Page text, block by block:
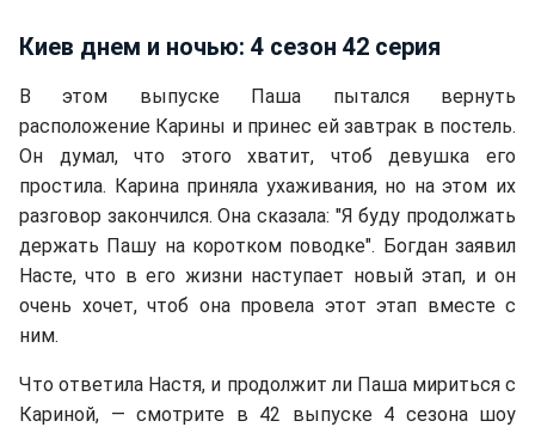
Киев днем и ночью: 4 сезон 42 серия
В этом выпуске Паша пытался вернуть
расположение Карины и принес ей завтрак в постель.
Он думал, что этого хватит, чтоб девушка его
простила. Карина приняла ухаживания, но на этом их
разговор закончился. Она сказала: "Я буду продолжать
держать Пашу на коротком поводке". Богдан заявил
Насте, что в его жизни наступает новый этап, и он
очень хочет, чтоб она провела этот этап вместе с
ним.
Что ответила Настя, и продолжит ли Паша мириться с
Кариной, — смотрите в 42 выпуске 4 сезона шоу